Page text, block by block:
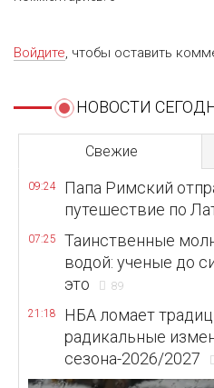
Войдите, чтобы оставить
НОВОСТИ
Свежие
09:24
Папа Римский
путешествие по
07:25
Таинственные
водой: ученые до
это
89
21:18
НБА ломает
радикальные
сезона-2026/2027